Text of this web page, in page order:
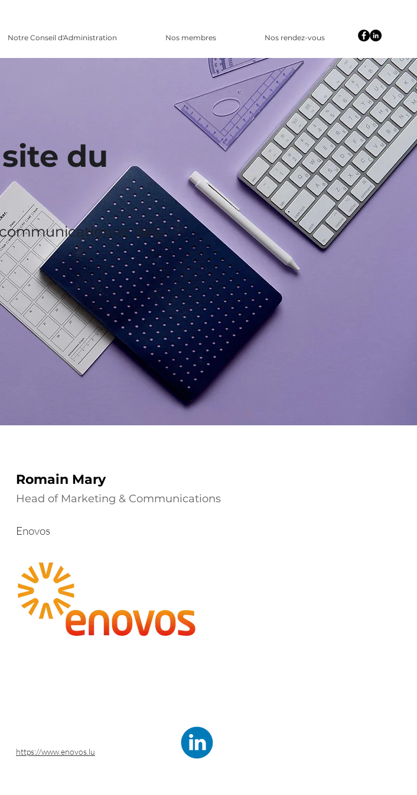
Notre Conseil d'Administration Nos membres Nos rendez-vous
du
et des
Romain Mary
Head of Marketing & Communications
Enovos
https://www.enovos.lu